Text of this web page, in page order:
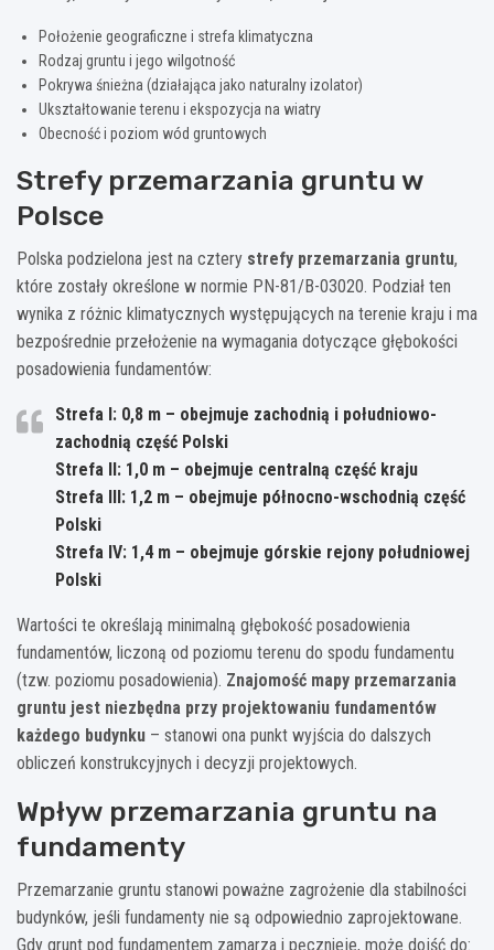
Położenie geograficzne i strefa klimatyczna
Rodzaj gruntu i jego wilgotność
Pokrywa śnieżna (działająca jako naturalny izolator)
Ukształtowanie terenu i ekspozycja na wiatry
Obecność i poziom wód gruntowych
Strefy przemarzania gruntu w
Polsce
Polska podzielona jest na cztery strefy przemarzania gruntu,
które zostały określone w normie PN-81/B-03020. Podział ten
wynika z różnic klimatycznych występujących na terenie kraju i ma
bezpośrednie przełożenie na wymagania dotyczące głębokości
posadowienia fundamentów:
Strefa I: 0,8 m – obejmuje zachodnią i południowo-
zachodnią część Polski
Strefa II: 1,0 m – obejmuje centralną część kraju
Strefa III: 1,2 m – obejmuje północno-wschodnią część
Polski
Strefa IV: 1,4 m – obejmuje górskie rejony południowej
Polski
Wartości te określają minimalną głębokość posadowienia
fundamentów, liczoną od poziomu terenu do spodu fundamentu
(tzw. poziomu posadowienia). Znajomość mapy przemarzania
gruntu jest niezbędna przy projektowaniu fundamentów
każdego budynku – stanowi ona punkt wyjścia do dalszych
obliczeń konstrukcyjnych i decyzji projektowych.
Wpływ przemarzania gruntu na
fundamenty
Przemarzanie gruntu stanowi poważne zagrożenie dla stabilności
budynków, jeśli fundamenty nie są odpowiednio zaprojektowane.
Gdy grunt pod fundamentem zamarza i pęcznieje, może dojść do: